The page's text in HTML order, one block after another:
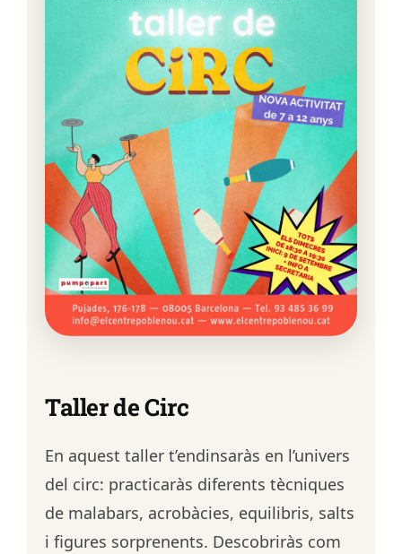
Taller de Circ
En aquest taller t’endinsaràs en l’univers
del circ: practicaràs diferents tècniques
de malabars, acrobàcies, equilibris, salts
i figures sorprenents. Descobriràs com